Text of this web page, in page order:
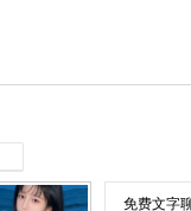
免费文字